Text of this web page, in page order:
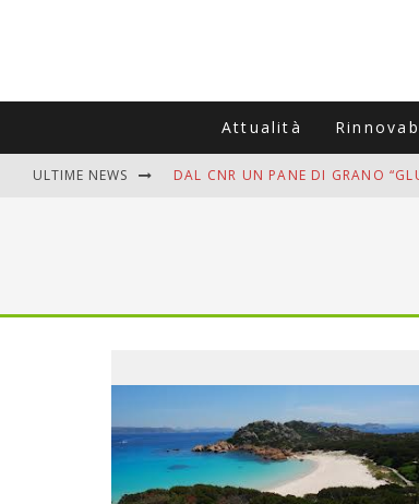
Attualità
ULTIME NEWS DAL CNR UN PANE DI GRANO
MUTTI ASSUME A OLIVETO